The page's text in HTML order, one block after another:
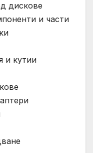
дискове
и части
и кутии